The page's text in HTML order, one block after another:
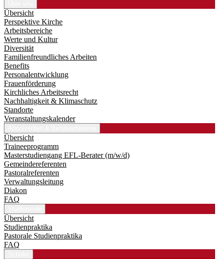
Übersicht
Perspektive Kirche
Arbeitsbereiche
Werte und Kultur
Diversität
Familienfreundliches Arbeiten
Benefits
Personalentwicklung
Frauenförderung
Kirchliches Arbeitsrecht
Nachhaltigkeit & Klimaschutz
Standorte
Veranstaltungskalender
Übersicht
Traineeprogramm
Master­studiengang EFL-Berater (m/w/d)
Gemeindereferenten
Pastoralreferenten
Verwaltungsleitung
Diakon
FAQ
Übersicht
Studienpraktika
Pastorale Studienpraktika
FAQ